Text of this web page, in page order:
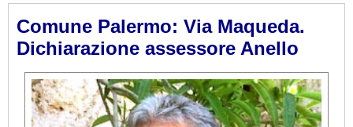
Comune Palermo: Via Maqueda.
Dichiarazione assessore Anello